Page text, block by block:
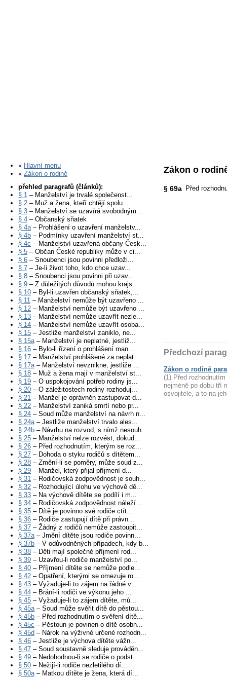
« Hlavní menu
« Zákon o rodině
přehled paragrafů (článků):
§ 1 – Manželství je trvalé společenst...
§ 2 – Muž a žena, kteří chtějí spolu ...
§ 3 – Manželství se uzavírá svobodným...
§ 4 – Občanský sňatek
§ 4a– Prohlášení o uzavření manželstv...
§ 4b – Podmínky uzavření manželství st...
§ 4c – Manželství uzavřená občany Česk...
§ 5 – Občan České republiky může v ci...
§ 6 – Snoubenci jsou povinni předloži...
§ 7 – Je-li život toho, kdo chce uzav...
§ 8 – Snoubenci jsou povinni při uzav...
§ 9 – Z důležitých důvodů mohou krajs...
§ 10 – Byl-li uzavřen občanský sňatek,...
§ 11 – Manželství nemůže být uzavřeno ...
§ 12 – Manželství nemůže být uzavřeno ...
§ 13 – Manželství nemůže uzavřít nezle...
§ 14 – Manželství nemůže uzavřít osoba...
§ 15 – Jestliže manželství zaniklo, ne...
§ 15a– Manželství je neplatné, jestliž...
§ 16 – Bylo-li řízení o prohlášení man...
§ 17 – Manželství prohlášené za neplat...
§ 17a– Manželství nevznikne, jestliže ...
§ 18 – Muž a žena mají v manželství st...
§ 19 – O uspokojování potřeb rodiny js...
§ 20 – O záležitostech rodiny rozhoduj...
§ 21 – Manžel je oprávněn zastupovat d...
§ 22 – Manželství zaniká smrtí nebo pr...
§ 24 – Soud může manželství na návrh n...
§ 24a– Jestliže manželství trvalo ales...
§ 24b – Návrhu na rozvod, s nímž nesouh...
§ 25 – Manželství nelze rozvést, dokud...
§ 26 – Před rozhodnutím, kterým se roz...
§ 27 – Dohoda o styku rodičů s dítětem...
§ 28 – Změní-li se poměry, může soud z...
§ 29 – Manžel, který přijal příjmení d...
§ 31 – Rodičovská zodpovědnost je souh...
§ 32 – Rozhodující úlohu ve výchově dě...
§ 33 – Na výchově dítěte se podílí i m...
§ 34 – Rodičovská zodpovědnost náleží ...
§ 35 – Dítě je povinno své rodiče ctít...
§ 36 – Rodiče zastupují dítě při právn...
§ 37 – Žádný z rodičů nemůže zastoupit...
§ 37a– Jmění dítěte jsou rodiče povinn...
§ 37b – V odůvodněných případech, kdy b...
§ 38 – Děti mají společné příjmení rod...
§ 39 – Uzavřou-li rodiče manželství po...
§ 40 – Příjmení dítěte se nemůže podle...
§ 42 – Opatření, kterými se omezuje ro...
§ 43 – Vyžaduje-li to zájem na řádné v...
§ 44 – Brání-li rodiči ve výkonu jeho ...
§ 45 – Vyžaduje-li to zájem dítěte, mů...
§ 45a– Soud může svěřit dítě do pěstou...
§ 45b – Před rozhodnutím o svěření dítě...
§ 45c – Pěstoun je povinen o dítě osobn...
§ 45d – Nárok na výživné určené rozhodn...
§ 46 – Jestliže je výchova dítěte vážn...
§ 47 – Soud soustavně sleduje prováděn...
§ 49 – Nedohodnou-li se rodiče o podst...
§ 50 – Nežijí-li rodiče nezletilého dí...
§ 50a– Matkou dítěte je žena, která dí...
Zákon o
§ 69a Před
Předchozí
Zákon o rodině
(1) Před
nejméně po dobu tří
osvojitele, a to na